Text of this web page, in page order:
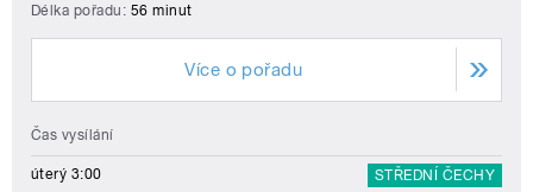
Délka pořadu: 56 minut
Více o pořadu
Čas vysílání
úterý 3:00 STŘEDNÍ ČECHY